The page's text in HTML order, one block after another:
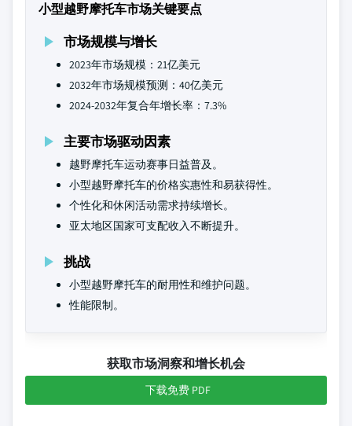
小型越野摩托车市场关键要点
市场规模与增长
2023年市场规模：21亿美元
2032年市场规模预测：40亿美元
2024-2032年复合年增长率：7.3%
主要市场驱动因素
越野摩托车运动赛事日益普及。
小型越野摩托车的价格实惠性和易获得性。
个性化和休闲活动需求持续增长。
亚太地区国家可支配收入不断提升。
挑战
小型越野摩托车的耐用性和维护问题。
性能限制。
获取市场洞察和增长机会
下载免费 PDF